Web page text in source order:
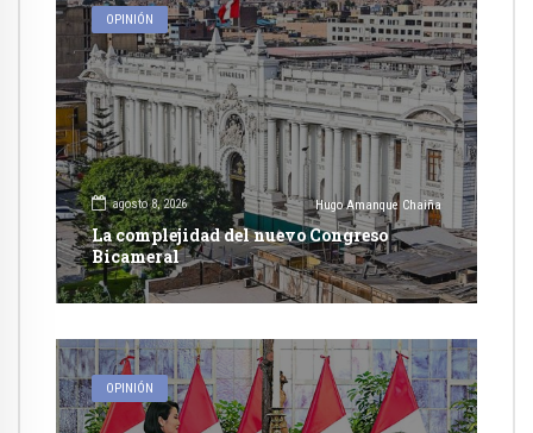
OPINIÓN
agosto 8, 2026 Hugo Amanque Chaiña
La complejidad del nuevo Congreso
Bicameral
OPINIÓN